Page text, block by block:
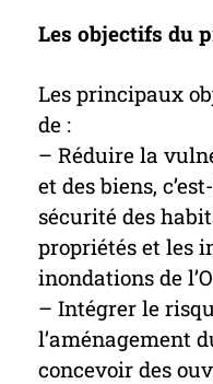
Les objectifs du
Les principaux
de :
– Réduire la
et des biens,
sécurité des
propriétés et les
inondations de
– Intégrer le
l’aménagement
concevoir des